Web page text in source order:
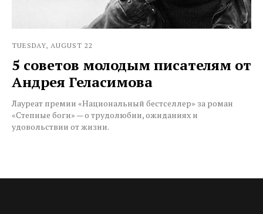
TUESDAY, AUGUST 22
5 советов молодым писателям от
Андрея Геласимова
Лауреат премии «Национальный бестселлер» за роман
«Степные боги» — о трудолюбии, ожиданиях и
удовольствии от жизни.